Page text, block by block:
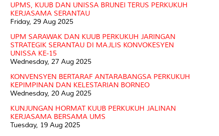
UPMS, KUUB DAN UNISSA BRUNEI TERUS PERKUKUH
KERJASAMA SERANTAU
Friday, 29 Aug 2025
UPM SARAWAK DAN KUUB PERKUKUH JARINGAN
STRATEGIK SERANTAU DI MAJLIS KONVOKESYEN
UNISSA KE-15
Wednesday, 27 Aug 2025
KONVENSYEN BERTARAF ANTARABANGSA PERKUKUH
KEPIMPINAN DAN KELESTARIAN BORNEO
Wednesday, 20 Aug 2025
KUNJUNGAN HORMAT KUUB PERKUKUH JALINAN
KERJASAMA BERSAMA UMS
Tuesday, 19 Aug 2025